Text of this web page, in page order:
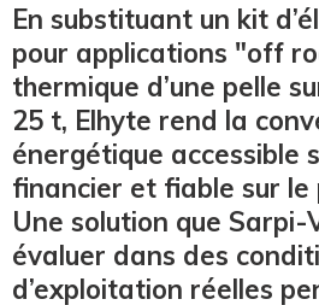
En substituant un kit
pour applications "off
thermique d’une pelle
25 t, Elhyte rend la
énergétique accessible
financier et fiable sur le
Une solution que Sarpi-
évaluer dans des
d’exploitation réelles